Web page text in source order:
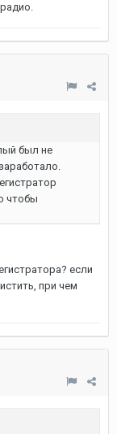
был не
чтобы
если
при чем